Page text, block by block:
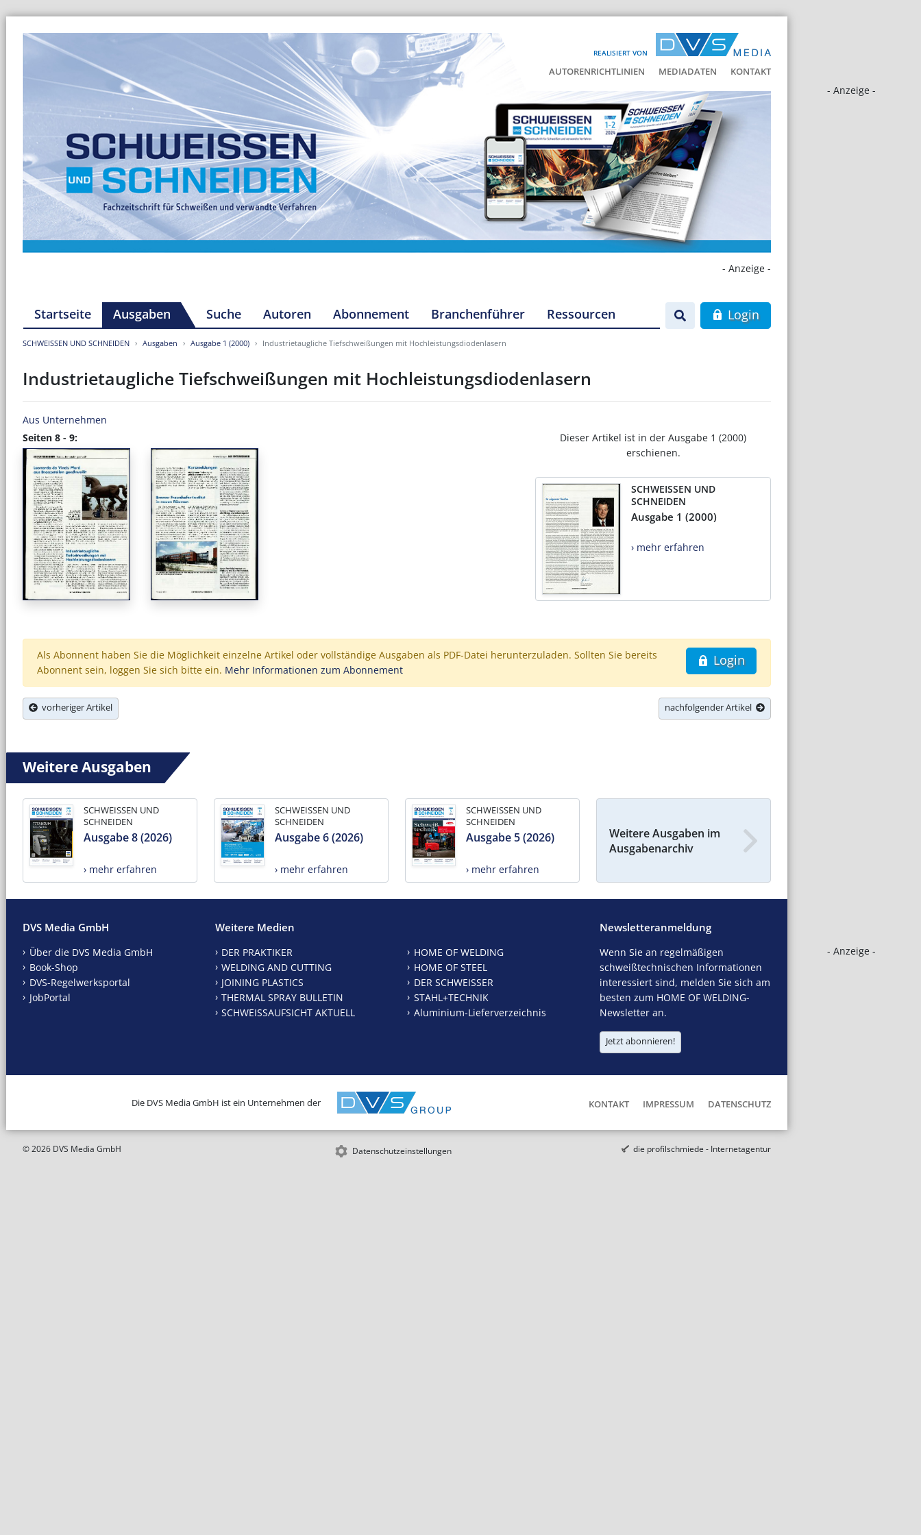
REALISIERT VON
AUTORENRICHTLINIEN MEDIADATEN KONTAKT
- Anzeige -
- Anzeige -
- Anzeige -
Startseite Ausgaben Suche Autoren Abonnement Branchenführer Ressourcen Login
SCHWEISSEN UND SCHNEIDEN Ausgaben Ausgabe 1 (2000) Industrietaugliche Tiefschweißungen mit Hochleistungsdiodenlasern
Industrietaugliche Tiefschweißungen mit Hochleistungsdiodenlasern
Aus Unternehmen
Seiten 8 - 9:
Dieser Artikel ist in der Ausgabe 1 (2000)
erschienen.
SCHWEISSEN UND
SCHNEIDEN
Ausgabe 1 (2000)
› mehr erfahren
Login
Als Abonnent haben Sie die Möglichkeit einzelne Artikel oder vollständige Ausgaben als PDF-Datei herunterzuladen. Sollten Sie bereits
Abonnent sein, loggen Sie sich bitte ein. Mehr Informationen zum Abonnement
vorheriger Artikel nachfolgender Artikel
Weitere Ausgaben
SCHWEISSEN UND
SCHNEIDEN
Ausgabe 8 (2026)
› mehr erfahren
SCHWEISSEN UND
SCHNEIDEN
Ausgabe 6 (2026)
› mehr erfahren
SCHWEISSEN UND
SCHNEIDEN
Ausgabe 5 (2026)
› mehr erfahren
Weitere Ausgaben im
Ausgabenarchiv
DVS Media GmbH
Über die DVS Media GmbH
Book-Shop
DVS-Regelwerksportal
JobPortal
Weitere Medien
DER PRAKTIKER
WELDING AND CUTTING
JOINING PLASTICS
THERMAL SPRAY BULLETIN
SCHWEISSAUFSICHT AKTUELL
HOME OF WELDING
HOME OF STEEL
DER SCHWEISSER
STAHL+TECHNIK
Aluminium-Lieferverzeichnis
Newsletteranmeldung
Wenn Sie an regelmäßigen
schweißtechnischen Informationen
interessiert sind, melden Sie sich am
besten zum HOME OF WELDING-
Newsletter an.
Jetzt abonnieren!
Die DVS Media GmbH ist ein Unternehmen der KONTAKT IMPRESSUM DATENSCHUTZ
© 2026 DVS Media GmbH Datenschutzeinstellungen die profilschmiede - Internetagentur